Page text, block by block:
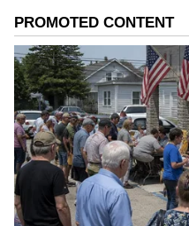
ను మీ ఫ్రిఫర్డ్